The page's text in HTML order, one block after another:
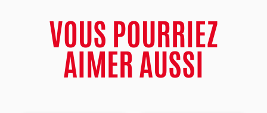
VOUS POURRIEZ
AIMER AUSSI